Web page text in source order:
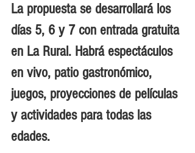
La propuesta se desarrollará los
días 5, 6 y 7 con entrada gratuita
en La Rural. Habrá espectáculos
en vivo, patio gastronómico,
juegos, proyecciones de películas
y actividades para todas las
edades.